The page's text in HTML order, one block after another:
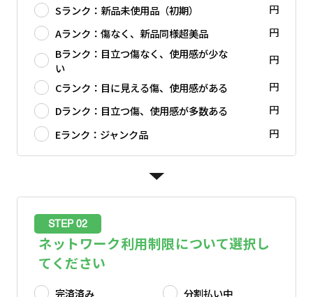
Sランク：新品未使用品（初期）
円
Aランク：傷なく、新品同様超美品
円
Bランク：目立つ傷なく、使用感が少な
い
円
Cランク：目に見える傷、使用感がある
円
Dランク：目立つ傷、使用感が多数ある
円
Eランク：ジャンク品
円
STEP 02
ネットワーク利用制限について選択し
てください
完済済み 分割払い中